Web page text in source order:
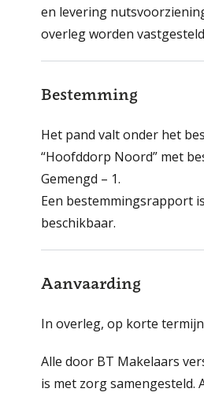
en levering
overleg worden
Bestemming
Het pand valt onder het
“Hoofddorp Noord” met
Gemengd – 1.
Een bestemmingsrapport
beschikbaar.
Aanvaarding
In overleg, op korte
Alle door BT Makelaars
is met zorg samengesteld.